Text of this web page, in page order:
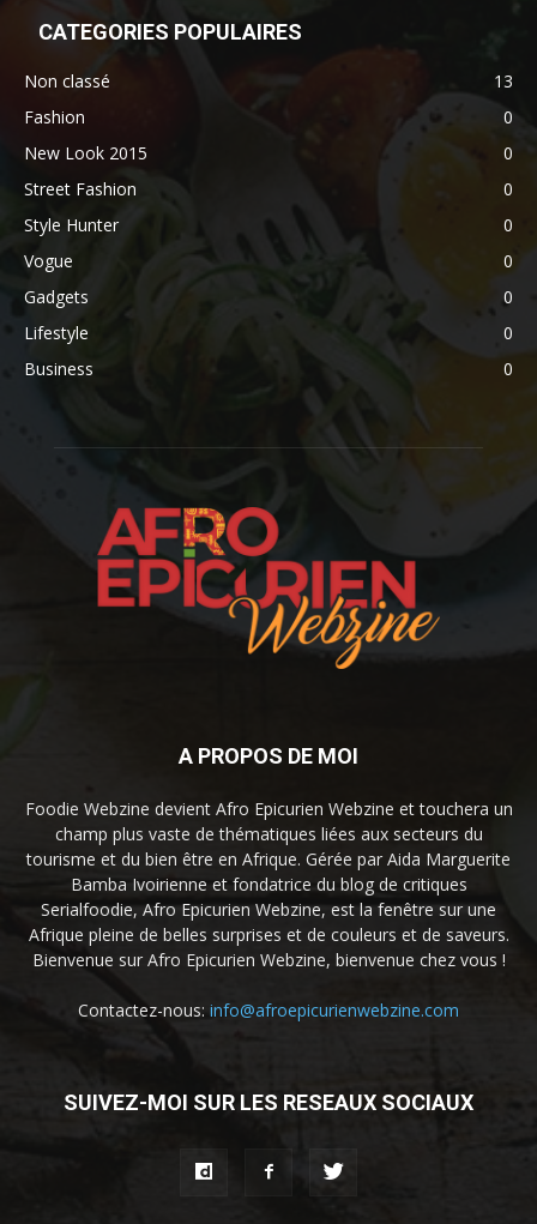
CATEGORIES POPULAIRES
Non classé
13
Fashion
0
New Look 2015
0
Street Fashion
0
Style Hunter
0
Vogue
0
Gadgets
0
Lifestyle
0
Business
0
A PROPOS DE MOI
Foodie Webzine devient Afro Epicurien Webzine et touchera un
champ plus vaste de thématiques liées aux secteurs du
tourisme et du bien être en Afrique. Gérée par Aida Marguerite
Bamba Ivoirienne et fondatrice du blog de critiques
Serialfoodie, Afro Epicurien Webzine, est la fenêtre sur une
Afrique pleine de belles surprises et de couleurs et de saveurs.
Bienvenue sur Afro Epicurien Webzine, bienvenue chez vous !
Contactez-nous: info@afroepicurienwebzine.com
SUIVEZ-MOI SUR LES RESEAUX SOCIAUX